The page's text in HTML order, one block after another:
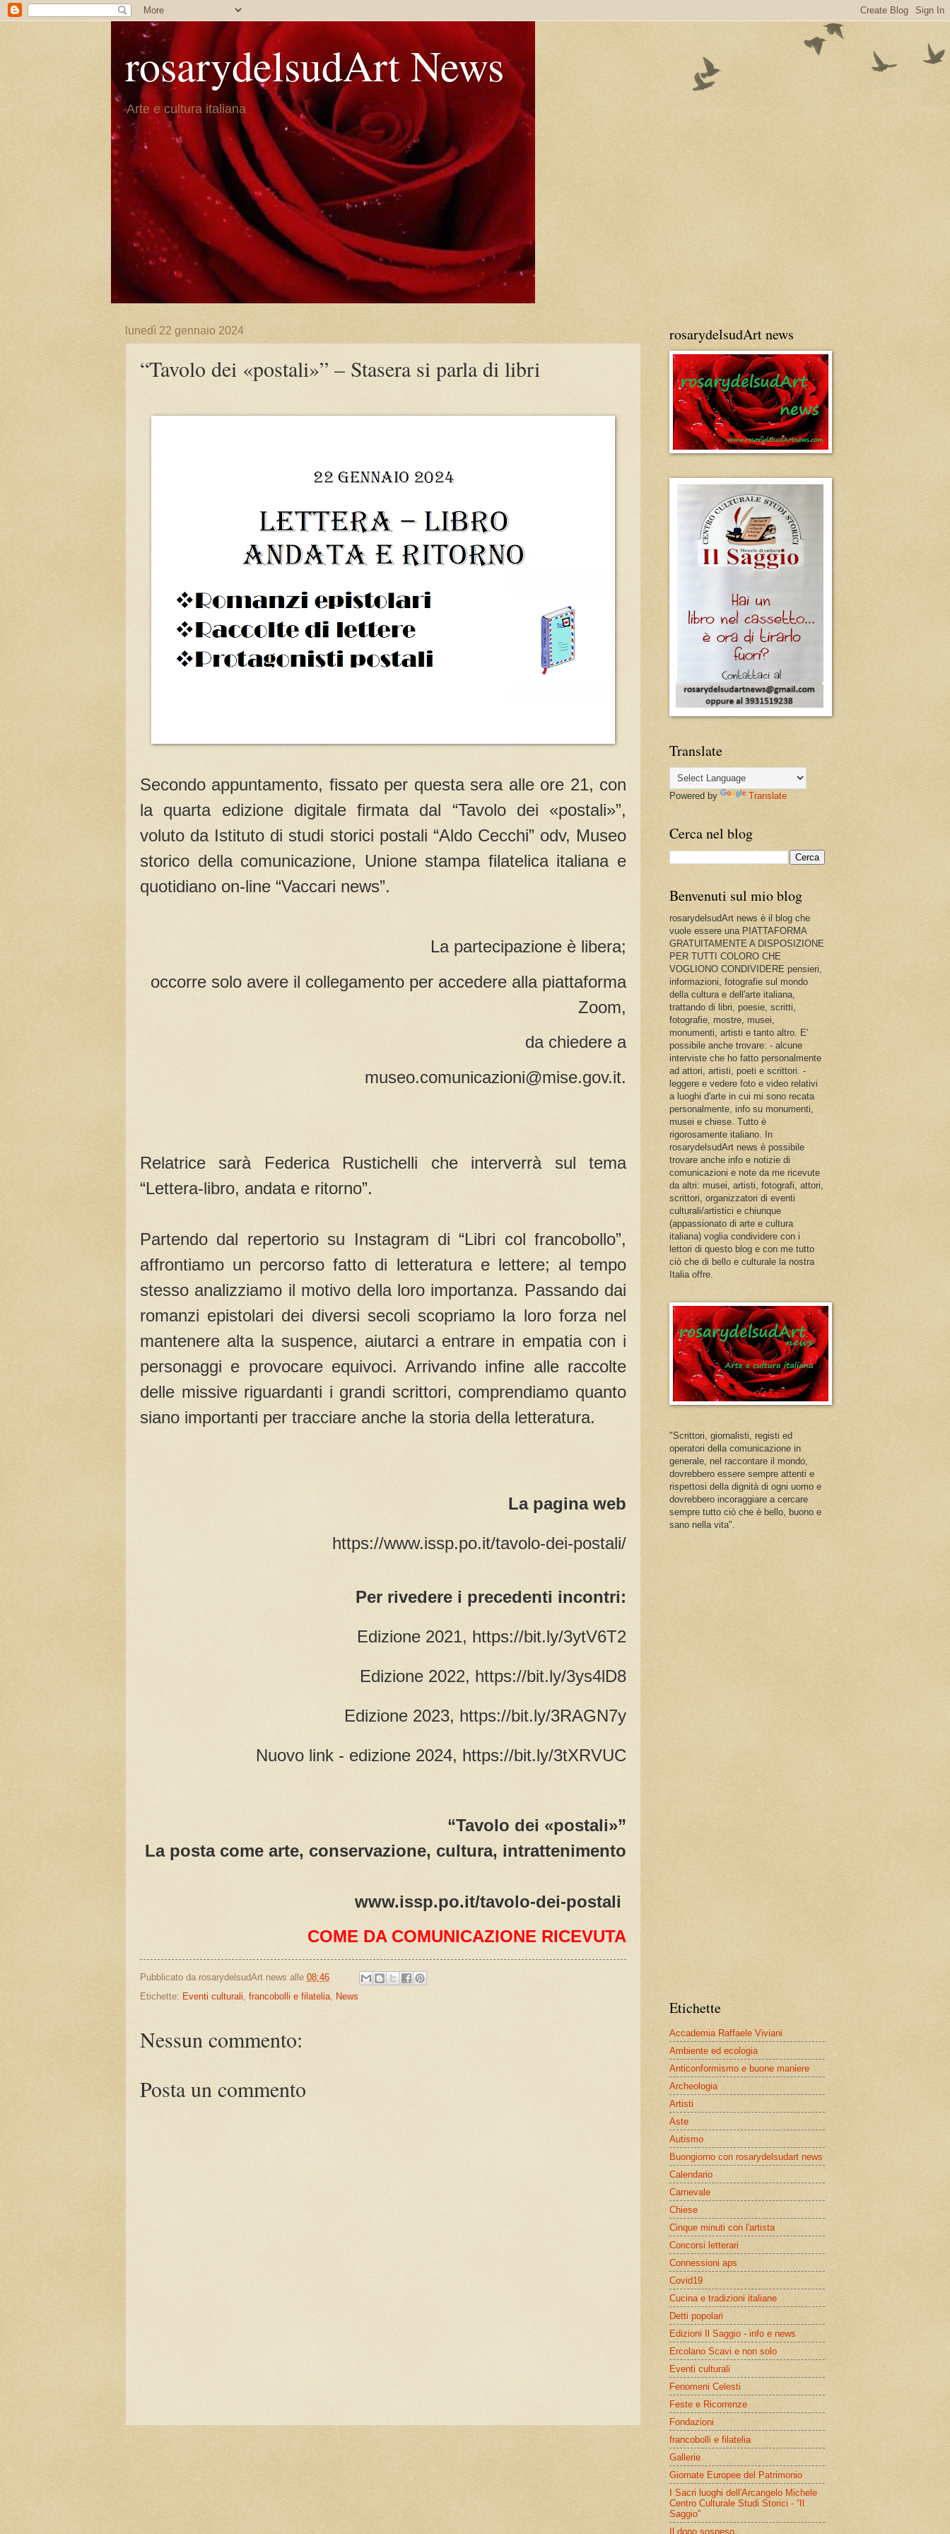
rosarydelsudArt News
Arte e cultura italiana
lunedì 22 gennaio 2024
“Tavolo dei «postali»” – Stasera si parla di libri
Secondo appuntamento, fissato per questa sera alle ore 21, con
la quarta edizione digitale firmata dal “Tavolo dei «postali»”,
voluto da Istituto di studi storici postali “Aldo Cecchi” odv, Museo
storico della comunicazione, Unione stampa filatelica italiana e
quotidiano on-line “Vaccari news”.
La partecipazione è libera;
occorre solo avere il collegamento per accedere alla piattaforma
Zoom,
da chiedere a
museo.comunicazioni@mise.gov.it.
Relatrice sarà Federica Rustichelli che interverrà sul tema
“Lettera-libro, andata e ritorno”.
Partendo dal repertorio su Instagram di “Libri col francobollo”,
affrontiamo un percorso fatto di letteratura e lettere; al tempo
stesso analizziamo il motivo della loro importanza. Passando dai
romanzi epistolari dei diversi secoli scopriamo la loro forza nel
mantenere alta la suspence, aiutarci a entrare in empatia con i
personaggi e provocare equivoci. Arrivando infine alle raccolte
delle missive riguardanti i grandi scrittori, comprendiamo quanto
siano importanti per tracciare anche la storia della letteratura.
La pagina web
https://www.issp.po.it/tavolo-dei-postali/
Per rivedere i precedenti incontri:
Edizione 2021, https://bit.ly/3ytV6T2
Edizione 2022, https://bit.ly/3ys4lD8
Edizione 2023, https://bit.ly/3RAGN7y
Nuovo link - edizione 2024, https://bit.ly/3tXRVUC
“Tavolo dei «postali»”
La posta come arte, conservazione, cultura, intrattenimento
www.issp.po.it/tavolo-dei-postali
COME DA COMUNICAZIONE RICEVUTA
Pubblicato da rosarydelsudArt news alle 08:46
Etichette: Eventi culturali, francobolli e filatelia, News
Nessun commento:
Posta un commento
rosarydelsudArt news
Translate
Powered by Translate
Cerca nel blog
Benvenuti sul mio blog
rosarydelsudArt news è il blog che
vuole essere una PIATTAFORMA
GRATUITAMENTE A DISPOSIZIONE
PER TUTTI COLORO CHE
VOGLIONO CONDIVIDERE pensieri,
informazioni, fotografie sul mondo
della cultura e dell'arte italiana,
trattando di libri, poesie, scritti,
fotografie, mostre, musei,
monumenti, artisti e tanto altro. E'
possibile anche trovare: - alcune
interviste che ho fatto personalmente
ad attori, artisti, poeti e scrittori. -
leggere e vedere foto e video relativi
a luoghi d'arte in cui mi sono recata
personalmente, info su monumenti,
musei e chiese. Tutto è
rigorosamente italiano. In
rosarydelsudArt news è possibile
trovare anche info e notizie di
comunicazioni e note da me ricevute
da altri: musei, artisti, fotografi, attori,
scrittori, organizzatori di eventi
culturali/artistici e chiunque
(appassionato di arte e cultura
italiana) voglia condividere con i
lettori di questo blog e con me tutto
ciò che di bello e culturale la nostra
Italia offre.
"Scrittori, giornalisti, registi ed
operatori della comunicazione in
generale, nel raccontare il mondo,
dovrebbero essere sempre attenti e
rispettosi della dignità di ogni uomo e
dovrebbero incoraggiare a cercare
sempre tutto ciò che è bello, buono e
sano nella vita".
Etichette
Accademia Raffaele Viviani
Ambiente ed ecologia
Anticonformismo e buone maniere
Archeologia
Artisti
Aste
Autismo
Buongiorno con rosarydelsudart news
Calendario
Carnevale
Chiese
Cinque minuti con l'artista
Concorsi letterari
Connessioni aps
Covid19
Cucina e tradizioni italiane
Detti popolari
Edizioni Il Saggio - info e news
Ercolano Scavi e non solo
Eventi culturali
Fenomeni Celesti
Feste e Ricorrenze
Fondazioni
francobolli e filatelia
Gallerie
Giornate Europee del Patrimonio
I Sacri luoghi dell'Arcangelo Michele
Centro Culturale Studi Storici - “Il
Saggio”
Il dono sospeso